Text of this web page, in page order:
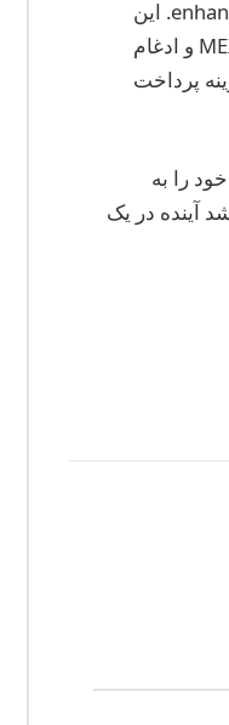
باشد، از جمله هزینه‌های معاملاتی پایین‌تر، دسترسی به یک پایگاه مشتری جهانی و امنیت enhanced. این
فرایند شامل راه‌اندازی یک کیف پول دیجیتال، انتخاب یک پردازشگر پرداخت مناسب مانند MEXC و ادغام
پرداخت
را به
آینده در یک